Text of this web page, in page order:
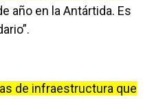
año en la Antártida. Es
de infraestructura que